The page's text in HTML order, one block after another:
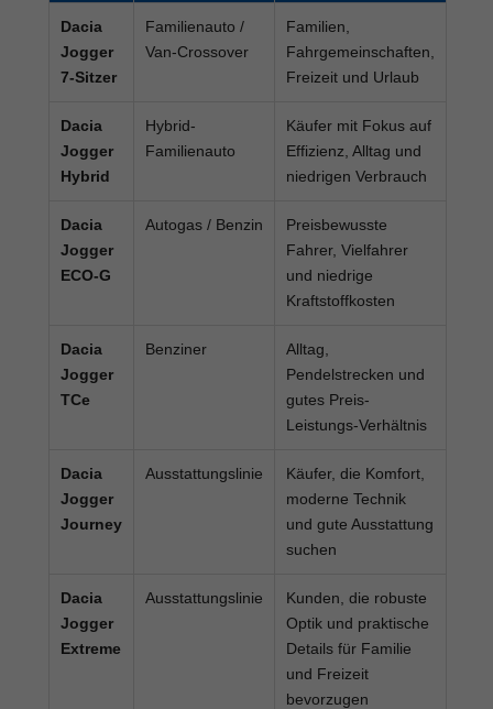
Dacia
Jogger
7-Sitzer
Familienauto /
Van-Crossover
Familien,
Fahrgemeinschaften,
Freizeit und Urlaub
Dacia
Jogger
Hybrid
Hybrid-
Familienauto
Käufer mit Fokus auf
Effizienz, Alltag und
niedrigen Verbrauch
Dacia
Jogger
ECO-G
Autogas / Benzin
Preisbewusste
Fahrer, Vielfahrer
und niedrige
Kraftstoffkosten
Dacia
Jogger
TCe
Benziner
Alltag,
Pendelstrecken und
gutes Preis-
Leistungs-Verhältnis
Dacia
Jogger
Journey
Ausstattungslinie
Käufer, die Komfort,
moderne Technik
und gute Ausstattung
suchen
Dacia
Jogger
Extreme
Ausstattungslinie
Kunden, die robuste
Optik und praktische
Details für Familie
und Freizeit
bevorzugen